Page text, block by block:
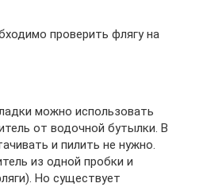
проверить флягу на
можно использовать
от водочной бутылки. В
и пилить не нужно.
из одной пробки и
Но существует